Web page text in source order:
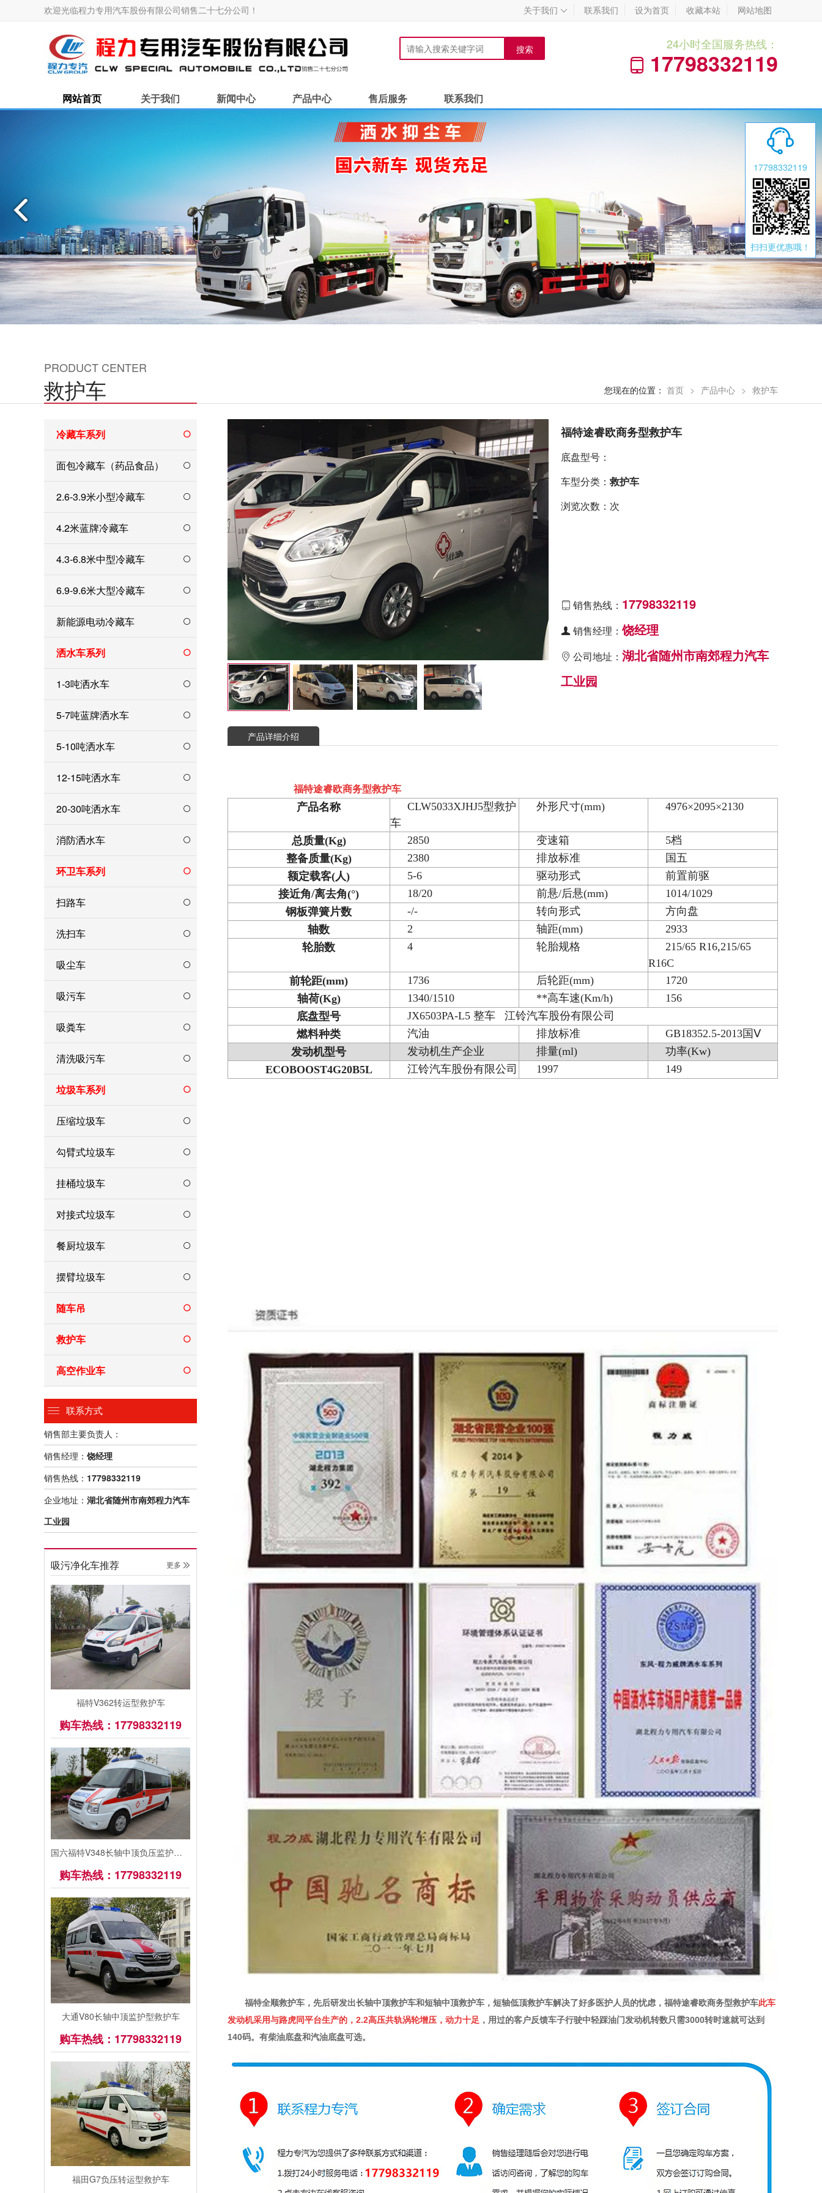
欢迎光临程力专用汽车股份有限公司销售二十七分公司！ 关于我们  联系我们 设为首页 收藏本站 网站地图
搜索
24小时全国服务热线：
 17798332119
网站首页 关于我们 新闻中心 产品中心 售后服务 联系我们
PRODUCT CENTER
救护车 您现在的位置： 首页 > 产品中心 > 救护车
冷藏车系列
面包冷藏车（药品食品）
2.6-3.9米小型冷藏车
4.2米蓝牌冷藏车
4.3-6.8米中型冷藏车
6.9-9.6米大型冷藏车
新能源电动冷藏车
洒水车系列
1-3吨洒水车
5-7吨蓝牌洒水车
5-10吨洒水车
12-15吨洒水车
20-30吨洒水车
消防洒水车
环卫车系列
扫路车
洗扫车
吸尘车
吸污车
吸粪车
清洗吸污车
垃圾车系列
压缩垃圾车
勾臂式垃圾车
挂桶垃圾车
对接式垃圾车
餐厨垃圾车
摆臂垃圾车
随车吊
救护车
高空作业车
联系方式
销售部主要负责人：
销售经理： 饶经理
销售热线： 17798332119
企业地址： 湖北省随州市南郊程力汽车
工业园
吸污净化车推荐 更多 
福特V362转运型救护车
购车热线：17798332119
国六福特V348长轴中顶负压监护型救护车
购车热线：17798332119
大通V80长轴中顶监护型救护车
购车热线：17798332119
福田G7负压转运型救护车
福特途睿欧商务型救护车
底盘型号：
车型分类：救护车
浏览次数：次
 销售热线： 17798332119
 销售经理： 饶经理
 公司地址： 湖北省随州市南郊程力汽车
工业园
产品详细介绍
福特途睿欧商务型救护车
产品名称 CLW5033XJHJ5型救护
车
外形尺寸(mm) 4976×2095×2130
总质量(Kg) 2850 变速箱 5档
整备质量(Kg) 2380 排放标准
国五
额定载客(人) 5-6 驱动形式
前置前驱
接近角/离去角(°) 18/20 前悬/后悬(mm)
1014/1029
钢板弹簧片数
-/- 转向形式
方向盘
轴数
2 轴距(mm)
2933
轮胎数
4 轮胎规格
215/65 R16,215/65
R16C
前轮距(mm) 1736 后轮距(mm)
1720
轴荷(Kg) 1340/1510 **高车速(Km/h)
156
底盘型号
JX6503PA-L5 整车
江铃汽车股份有限公司
燃料种类
汽油 排放标准 GB18352.5-2013国Ⅴ
发动机型号
发动机生产企业 排量(ml) 功率(Kw)
ECOBOOST4G20B5L
江铃汽车股份有限公司 1997 149
福特全顺救护车，先后研发出长轴中顶救护车和短轴中顶救护车，短轴低顶救护车解决了好多医护人员的忧虑，福特途睿欧商务型救护车此车
发动机采用与路虎同平台生产的 ，2.2高压共轨涡轮增压， 动力十足 ，用过的客户反馈车子行驶中轻踩油门发动机转数只需3000转时速就可达到
140码。有柴油底盘和汽油底盘可选。

17798332119
扫扫更优惠哦！